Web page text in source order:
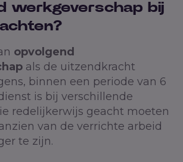
werkgeverschap bij
opvolgend
als de uitzendkracht
binnen een periode van 6
is bij verschillende
redelijkerwijs geacht moeten
van de verrichte arbeid
te zijn.